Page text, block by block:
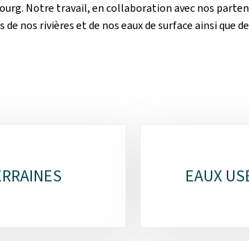
Notre travail, en collaboration avec nos
rivières et de nos eaux de surface ainsi que
EAUX